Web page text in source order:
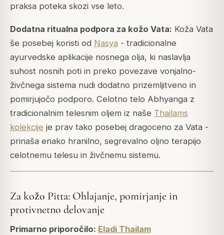
praksa poteka skozi vse leto.
Dodatna ritualna podpora za kožo Vata: Koža Vata
še posebej koristi od Nasya - tradicionalne
ayurvedske aplikacije nosnega olja, ki naslavlja
suhost nosnih poti in preko povezave vonjalno-
živčnega sistema nudi dodatno prizemljitveno in
pomirjujočo podporo. Celotno telo Abhyanga z
tradicionalnim telesnim oljem iz naše Thailams
kolekcije je prav tako posebej dragoceno za Vata -
prinaša enako hranilno, segrevalno oljno terapijo
celotnemu telesu in živčnemu sistemu.
Za kožo Pitta: Ohlajanje, pomirjanje in
protivnetno delovanje
Primarno priporočilo: Eladi Thailam